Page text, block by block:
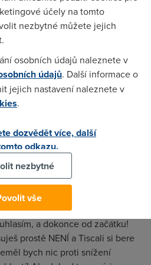
organ. Telecom je pod spravou
51 procent). Co bys od
:-)))
08:07:41)
a dokonce od začátku!
prostě NENÍ a Tiscali si bere
bych nic proti snížení
účely na tomto
nezbytné můžete jejich
osobních údajů naleznete v
údajů. Další informace o
jejich nastavení naleznete v
.
dozvědět více, další
odkazu.
nezbytné
vše